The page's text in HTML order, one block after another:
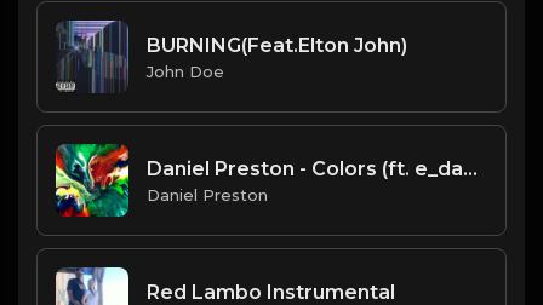
BURNING(Feat.Elton John)
John Doe
Daniel Preston - Colors (ft. e_day_540)
Daniel Preston
Red Lambo Instrumental